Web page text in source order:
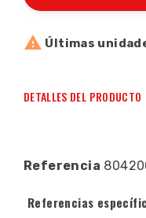
 Últimas
DETALLES DEL PRODUCTO
Referencia
Referencias